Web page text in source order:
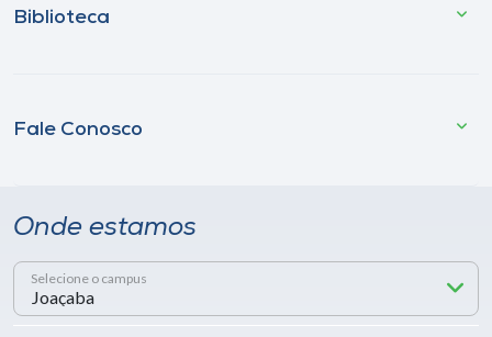
Biblioteca
Fale Conosco
Onde estamos
Selecione o campus